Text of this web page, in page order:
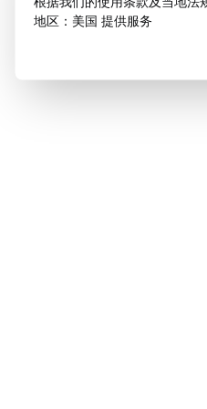
地区：美国 提供服务